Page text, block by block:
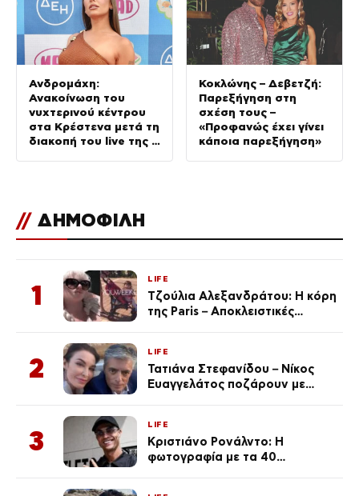
Ανδρομάχη:
Ανακοίνωση του
νυχτερινού κέντρου
στα Κρέστενα μετά τη
διακοπή του live της –
Κοκλώνης – Δεβετζή:
Παρεξήγηση στη
σχέση τους –
«Προφανώς έχει γίνει
κάποια παρεξήγηση»
// ΔΗΜΟΦΙΛΗ
1
LIFE
Τζούλια Αλεξανδράτου: Η κόρη
της Paris – Αποκλειστικές
2
LIFE
Τατιάνα Στεφανίδου – Νίκος
Ευαγγελάτος ποζάρουν με
3
LIFE
Κριστιάνο Ρονάλντο: Η
φωτογραφία με τα 40